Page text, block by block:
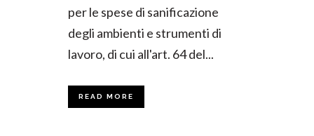
per le spese di sanificazione
degli ambienti e strumenti di
lavoro, di cui all'art. 64 del...
READ MORE